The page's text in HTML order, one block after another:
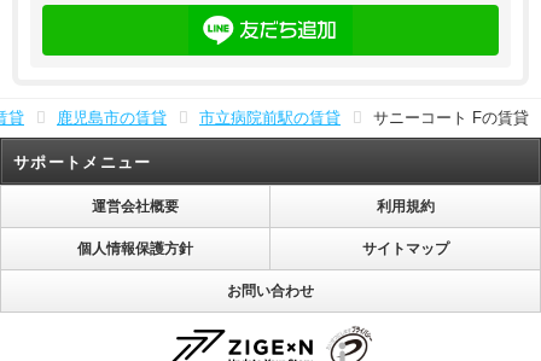
貸 鹿児島市の賃貸 市立病院前駅の賃貸 サニーコート Fの賃貸
サポートメニュー
運営会社概要 利用規約
個人情報保護方針 サイトマップ
お問い合わせ